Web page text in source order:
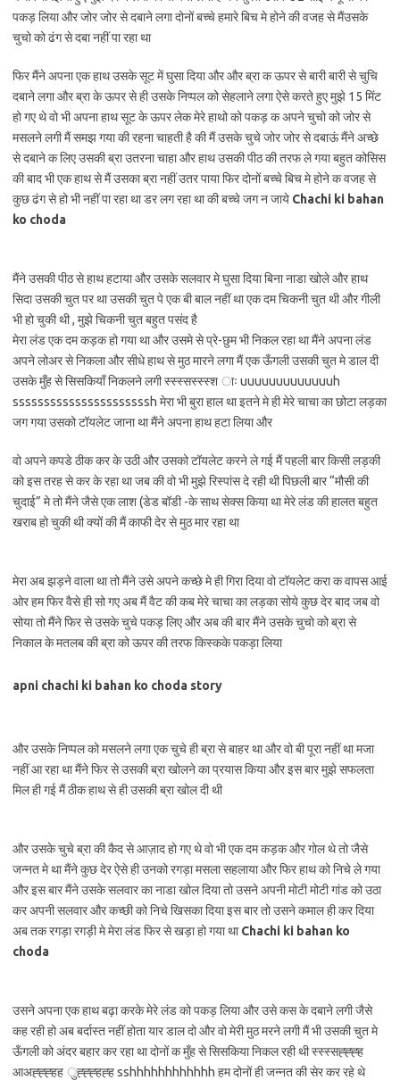
पकड़ लिया और जोर जोर से दबाने लगा दोनों बच्चे हमारे बिच मे होने की वजह से मैंउसके
चुचो को ढंग से दबा नहीं पा रहा था
फिर मैंने अपना एक हाथ उसके सूट में घुसा दिया और और ब्रा क ऊपर से बारी बारी से चुचि
दबाने लगा और ब्रा के ऊपर से ही उसके निप्पल को सेहलाने लगा ऐसे करते हुए मुझे 15 मिंट
हो गए थे वो भी अपना हाथ सूट के ऊपर लेक मेरे हाथो को पकड़ क अपने चुचो को जोर से
मसलने लगी मैं समझ गया की रहना चाहती है की मैं उसके चुचे जोर जोर से दबाऊं मैंने अच्छे
से दबाने क लिए उसकी ब्रा उतरना चाहा और हाथ उसकी पीठ की तरफ ले गया बहुत कोसिस
की बाद भी एक हाथ से मैं उसका ब्रा नहीं उतर पाया फिर दोनों बच्चे बिच मे होने क वजह से
कुछ ढंग से हो भी नहीं पा रहा था डर लग रहा था की बच्चे जग न जाये Chachi ki bahan
ko choda
मैंने उसकी पीठ से हाथ हटाया और उसके सलवार मे घुसा दिया बिना नाडा खोले और हाथ
सिदा उसकी चुत पर था उसकी चुत पे एक बी बाल नहीं था एक दम चिकनी चुत थी और गीली
भी हो चुकी थी , मुझे चिकनी चुत बहुत पसंद है
मेरा लंड एक दम कड़क हो गया था और उसमे से प्रे-छुम भी निकल रहा था मैंने अपना लंड
अपने लोअर से निकला और सीधे हाथ से मुठ मारने लगा मैं एक ऊँगली उसकी चुत मे डाल दी
उसके मुँह से सिसकियाँ निकलने लगी स्स्स्सस्स्स्श ाः uuuuuuuuuuuuuh
ssssssssssssssssssssssh मेरा भी बुरा हाल था इतने मे ही मेरे चाचा का छोटा लड़का
जग गया उसको टॉयलेट जाना था मैंने अपना हाथ हटा लिया और
वो अपने कपडे ठीक कर के उठी और उसको टॉयलेट करने ले गई मैं पहली बार किसी लड़की
को इस तरह से कर के रहा था जब की वो भी मुझे रिस्पांस दे रही थी पिछली बार “मौसी की
चुदाई” मे तो मैंने जैसे एक लाश (डेड बॉडी -के साथ सेक्स किया था मेरे लंड की हालत बहुत
खराब हो चुकी थी क्यों की मैं काफी देर से मुठ मार रहा था
मेरा अब झड़ने वाला था तो मैंने उसे अपने कच्छे मे ही गिरा दिया वो टॉयलेट करा क वापस आई
ओर हम फिर वैसे ही सो गए अब मैं वैट की कब मेरे चाचा का लड़का सोये कुछ देर बाद जब वो
सोया तो मैंने फिर से उसके चुचे पकड़ लिए और अब की बार मैंने उसके चुचो को ब्रा से
निकाल के मतलब की ब्रा को ऊपर की तरफ किस्कके पकड़ा लिया
apni chachi ki bahan ko choda story
और उसके निप्पल को मसलने लगा एक चुचे ही ब्रा से बाहर था और वो बी पूरा नहीं था मजा
नहीं आ रहा था मैंने फिर से उसकी ब्रा खोलने का प्रयास किया और इस बार मुझे सफलता
मिल ही गई मैं ठीक हाथ से ही उसकी ब्रा खोल दी थी
और उसके चुचे ब्रा की कैद से आज़ाद हो गए थे वो भी एक दम कड़क और गोल थे तो जैसे
जन्नत मे था मैंने कुछ देर ऐसे ही उनको रगड़ा मसला सहलाया और फिर हाथ को निचे ले गया
और इस बार मैंने उसके सलवार का नाडा खोल दिया तो उसने अपनी मोटी मोटी गांड को उठा
कर अपनी सलवार और कच्छी को निचे खिसका दिया इस बार तो उसने कमाल ही कर दिया
अब तक रगड़ा रगड़ी मे मेरा लंड फिर से खड़ा हो गया थाChachi ki bahan ko
choda
उसने अपना एक हाथ बढ़ा करके मेरे लंड को पकड़ लिया और उसे कस के दबाने लगी जैसे
कह रही हो अब बर्दास्त नहीं होता यार डाल दो और वो मेरी मुठ मरने लगी मैं भी उसकी चुत मे
ऊँगली को अंदर बहार कर रहा था दोनों क मुँह से सिसकिया निकल रही थी स्स्स्सह्ह्ह्ह
आअह्ह्ह्हह ुह्ह्ह्हह्ह sshhhhhhhhhhhh हम दोनों ही जन्नत की सेर कर रहे थे